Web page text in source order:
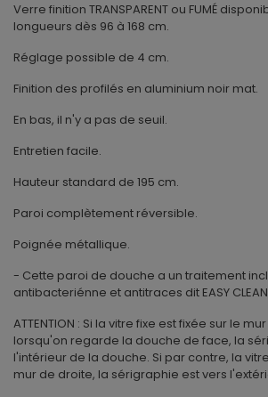
Verre finition TRANSPARENT ou FUMÉ
longueurs dès 96 à 168 cm.
Réglage possible de 4 cm.
Finition des profilés en aluminium noir mat.
En bas, il n'y a pas de seuil.
Entretien facile.
Hauteur standard de 195 cm.
Paroi complètement réversible.
Poignée métallique.
- Cette paroi de douche a un traitement
antibacteriénne et antitraces dit EASY
ATTENTION : Si la vitre fixe est fixée sur le
lorsqu'on regarde la douche de face, la
l'intérieur de la douche. Si par contre, la
mur de droite, la sérigraphie est vers